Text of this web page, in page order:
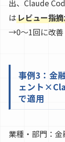
出、Claude
はレビュー指
→0〜1回に改善
事例3：金
ェント
で適用
業種・部門：